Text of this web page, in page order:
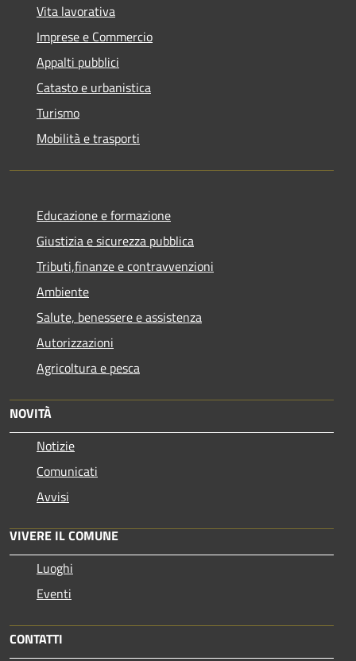
Vita lavorativa
Imprese e Commercio
Appalti pubblici
Catasto e urbanistica
Turismo
Mobilità e trasporti
Educazione e formazione
Giustizia e sicurezza pubblica
Tributi,finanze e contravvenzioni
Ambiente
Salute, benessere e assistenza
Autorizzazioni
Agricoltura e pesca
NOVITÀ
Notizie
Comunicati
Avvisi
VIVERE IL COMUNE
Luoghi
Eventi
CONTATTI